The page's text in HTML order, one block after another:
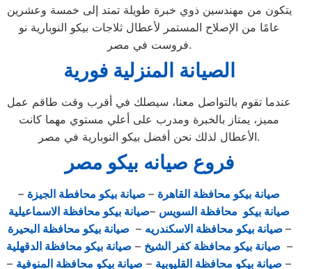
يتكون من مهندسين ذوي خبرة طويلة تمتد إلى خمسة وعشرين
عامًا من الإصلاح المستمر لأعطال ثلاجات بيكو النوبارية نو
فروست في مصر.
الصيانة المنزلية فورية
عندما تقوم بالتواصل معنا، سيصلك في أقرب وقت طاقم عمل
مميز، يمتاز بالخبرة ومدرب على أعلي مستوي مهما كانت
الأعطال لذلك نحن أفضل بيكو النوبارية في مصر.
فروع صيانه بيكو مصر
صيانة بيكو محافظة القاهرة – صيانة بيكو محافطة الجيزة –
صيانة بيكو محافظة السويس –صيانة بيكو محافظة الاسماعيلية
– صيانة بيكو محافظة الاسكندريه – صيانة بيكو محافظة البحيرة
– صيانة بيكو محافظة كفر الشيخ – صيانة بيكو محافظة الدقهلية
– صيانة بيكو محافظة القليوبية – صيانة بيكو محافظة المنوفية –